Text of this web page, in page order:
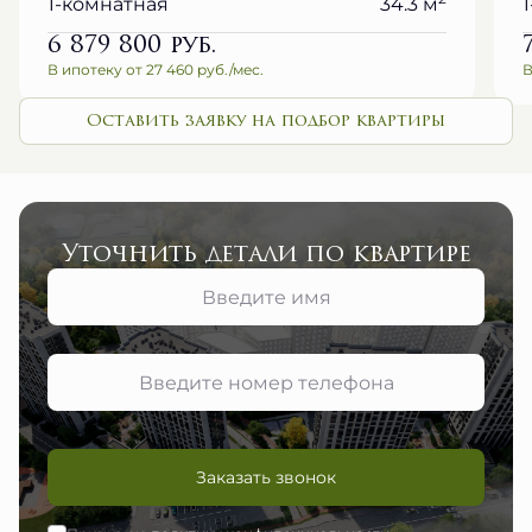
6 879 800
В ипотеку от 27 460 руб./мес.
Оставить заявку на подбор квартиры
Заказать звонок
и даю согласие наобработку персональных данных